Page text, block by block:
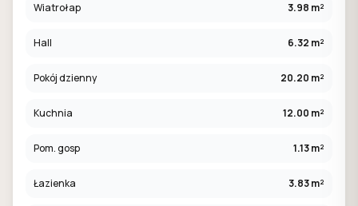
Wiatrołap 3.98 m²
Hall 6.32 m²
Pokój dzienny 20.20 m²
Kuchnia 12.00 m²
Pom. gosp 1.13 m²
Łazienka 3.83 m²